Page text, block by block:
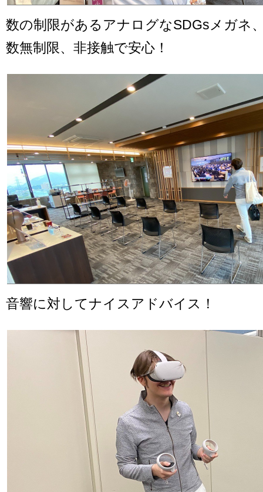
数の制限があるアナログなSDGsメガネ
数無制限、非接触で安心！
音響に対してナイスアドバイス！